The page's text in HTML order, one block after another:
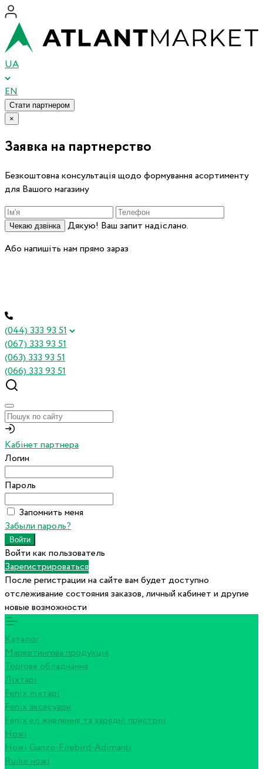
UA
EN
Стати партнером
×
Заявка на партнерство
Безкоштовна консультація щодо формування асортименту
для Вашого магазину
Чекаю дзвінка
Дякую! Ваш запит надіслано.
Або напишіть нам прямо зараз
(044) 333 93 51
(067) 333 93 51
(063) 333 93 51
(066) 333 93 51
Кабінет партнера
Логин
Пароль
Запомнить меня
Забыли пароль?
Войти как пользователь
Зарегистрироваться
После регистрации на сайте вам будет доступно
отслеживание состояния заказов, личный кабинет и другие
новые возможности
Каталог
Маркетингова продукція
Торгове обладнання
Ліхтарі
Fenix ліхтарі
Fenix аксесуари
Fenix ел живлення та зарядні пристрої
Ножі
Ножі Ganzo-Firebird-Adimanti
Ruike ножі